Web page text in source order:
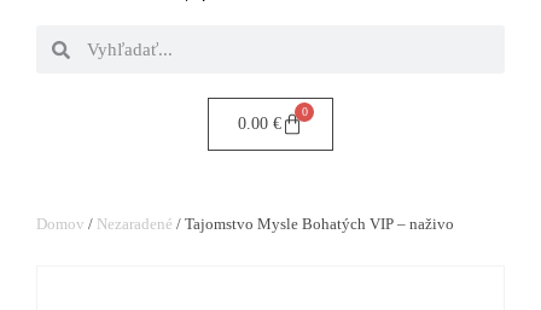
0.00 €
0
Domov / Nezaradené / Tajomstvo Mysle Bohatých VIP – naživo